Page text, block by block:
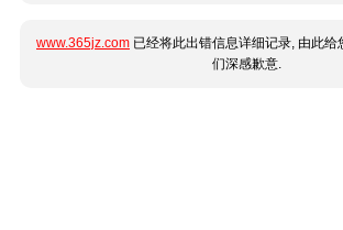
www.365jz.com 已经将此出错信息详细记录, 由此
们深感歉意.